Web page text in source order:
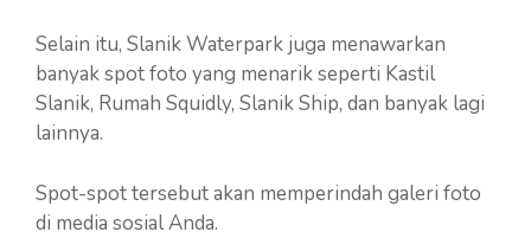
Selain itu, Slanik Waterpark juga menawarkan
banyak spot foto yang menarik seperti Kastil
Slanik, Rumah Squidly, Slanik Ship, dan banyak lagi
lainnya.
Spot-spot tersebut akan memperindah galeri foto
di media sosial Anda.